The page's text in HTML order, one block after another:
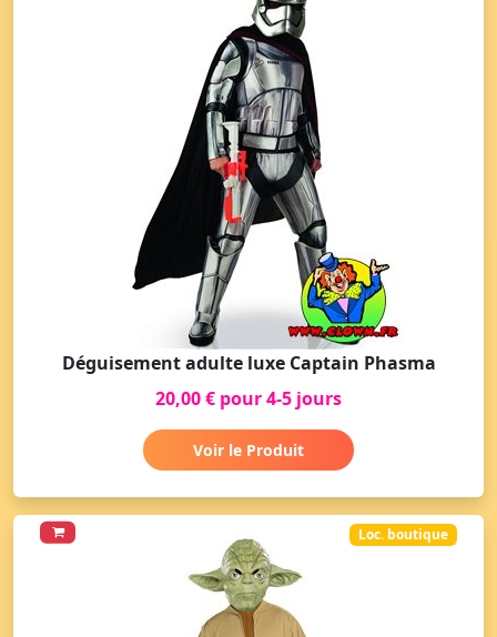
Déguisement adulte luxe Captain Phasma
20,00 € pour 4-5 jours
Voir le Produit
Loc. boutique